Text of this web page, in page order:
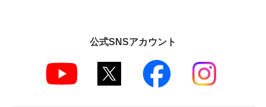
公式SNSアカウント